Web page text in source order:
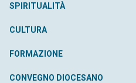
SPIRITUALITÀ
CULTURA
FORMAZIONE
CONVEGNO DIOCESANO